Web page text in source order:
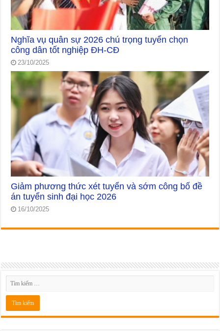
Nghĩa vụ quân sự 2026 chú trọng tuyển chọn
công dân tốt nghiệp ĐH-CĐ
23/10/2025
Giảm phương thức xét tuyển và sớm công bố đề
án tuyển sinh đại học 2026
16/10/2025